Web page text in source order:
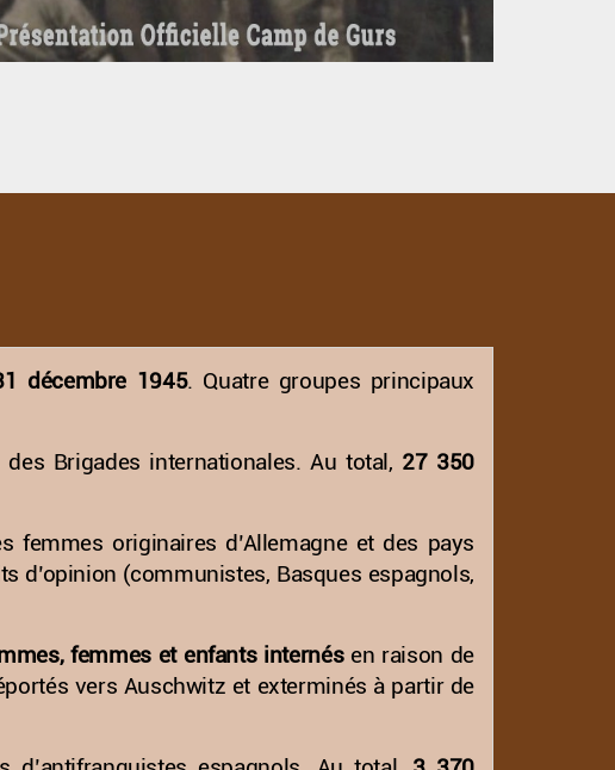
dès à présent toutes les publications
décembre 1945. Quatre groupes principaux
Brigades internationales. Au total, 27 350
femmes originaires d’Allemagne et des pays
d’opinion (communistes, Basques espagnols,
femmes et enfants internésen raison de
vers Auschwitz et exterminés à partir de